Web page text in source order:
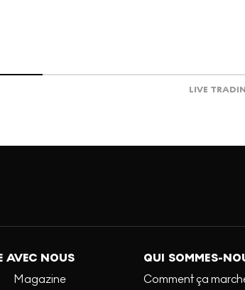
LIVE
AVEC NOUS
Magazine
QUI SOMMES-
Comment ça